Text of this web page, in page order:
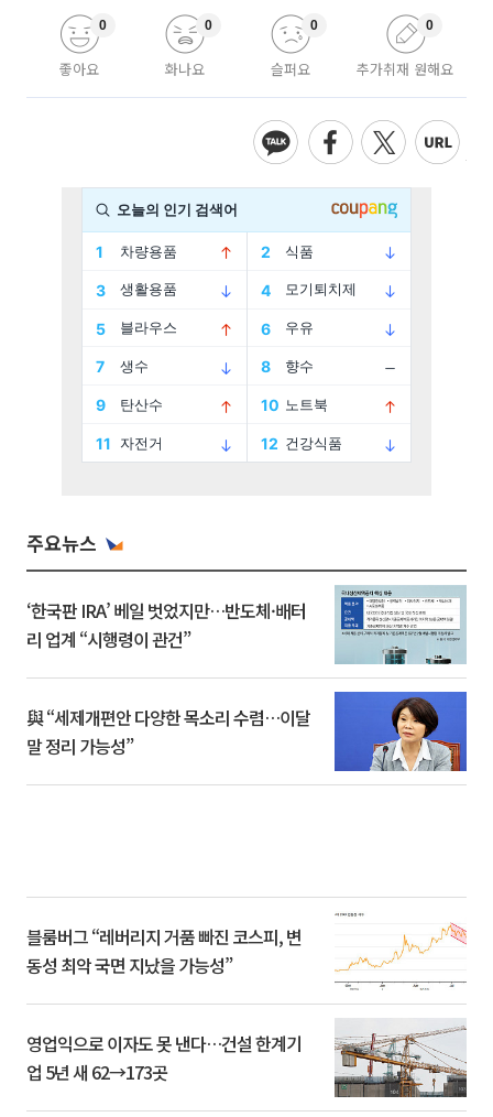
좋아요
0
화나요
0
슬퍼요
0
추가취재 원해요
0
주요뉴스
‘한국판 IRA’ 베일 벗었지만…반도체·배터
리 업계 “시행령이 관건”
與 “세제개편안 다양한 목소리 수렴…이달
말 정리 가능성”
블룸버그 “레버리지 거품 빠진 코스피, 변
동성 최악 국면 지났을 가능성”
영업익으로 이자도 못 낸다…건설 한계기
업 5년 새 62→173곳